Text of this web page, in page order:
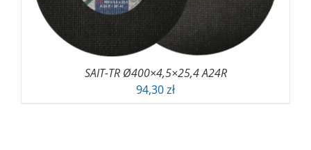
SAIT-TR Ø400×4,5×25,4 A24R
94,30zł